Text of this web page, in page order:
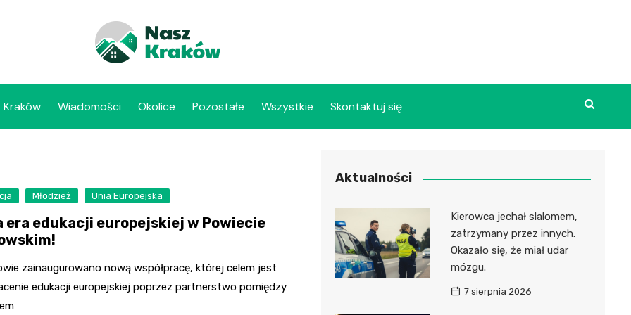
Kraków Wiadomości Okolice Pozostałe Wszystkie Skontaktuj się
Młodzież Unia Europejska
era edukacji europejskiej w Powiecie
zainaugurowano nową współpracę, której celem jest
edukacji europejskiej poprzez partnerstwo pomiędzy
Aktualności
Kierowca jechał slalomem,
zatrzymany przez innych.
Okazało się, że miał udar
mózgu.
7 sierpnia 2026